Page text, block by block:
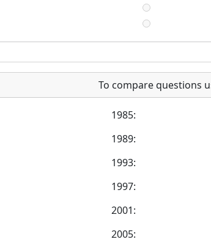
To compare questions
1985:
1989:
1993:
1997:
2001:
2005: